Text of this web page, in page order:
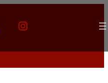
Instagram